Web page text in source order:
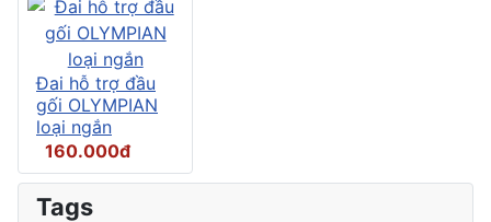
Đai hỗ trợ đầu
gối OLYMPIAN
loại ngắn
160.000đ
Tags